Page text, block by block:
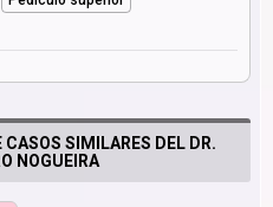
SIMILARES DEL DR.
NOGUEIRA